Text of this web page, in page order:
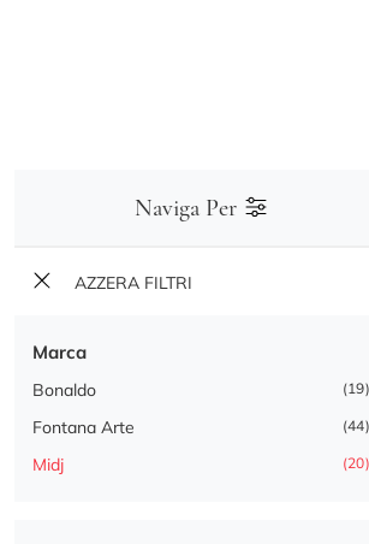
Naviga Per
AZZERA FILTRI
Marca
Bonaldo 19
Fontana Arte 44
Midj 20